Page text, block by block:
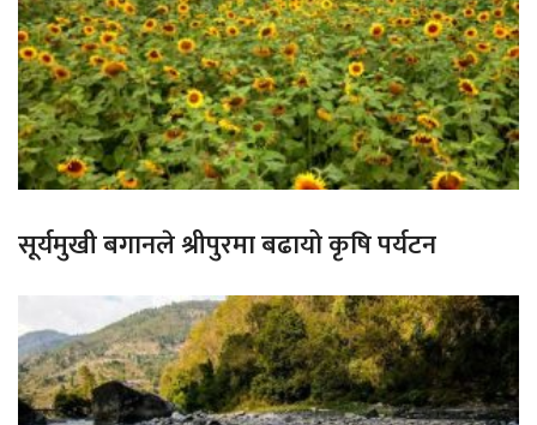
सूर्यमुखी बगानले श्रीपुरमा बढायो कृषि पर्यटन